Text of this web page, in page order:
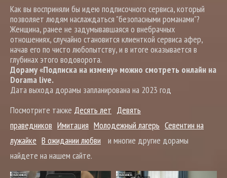
Как вы восприняли бы идею подписочного сервиса, который
позволяет людям наслаждаться "безопасными романами"?
Женщина, ранее не задумывавшаяся о внебрачных
отношениях, случайно становится клиенткой сервиса афер,
начав его по чисто любопытству, и в итоге оказывается в
глубинах этого водоворота.
Дораму «Подписка на измену» можно смотреть онлайн на
Dorama live.
Дата выхода дорамы запланирована на 2023 год
Посмотрите также Десять лет Девять
праведников Имитация Молодежный лагерь Севентин на
лужайке В ожидании любви
и многие другие дорамы
найдете на нашем сайте.